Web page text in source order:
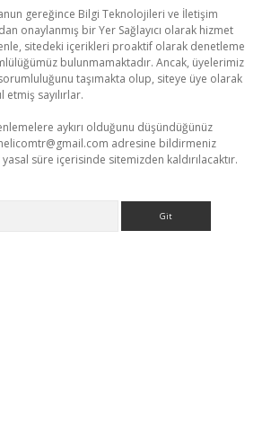
gereğince Bilgi Teknolojileri ve İletişim
onaylanmış bir Yer Sağlayıcı olarak hizmet
sitedeki içerikleri proaktif olarak denetleme
bulunmamaktadır. Ancak, üyelerimiz
taşımakta olup, siteye üye olarak
sayılırlar.
aykırı olduğunu düşündüğünüz
adresine bildirmeniz
süre içerisinde sitemizden kaldırılacaktır.